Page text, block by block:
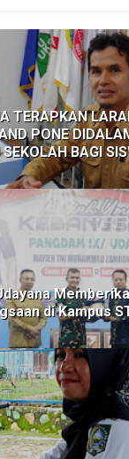
TERAPKAN
PONE
BAGI
di Kampus